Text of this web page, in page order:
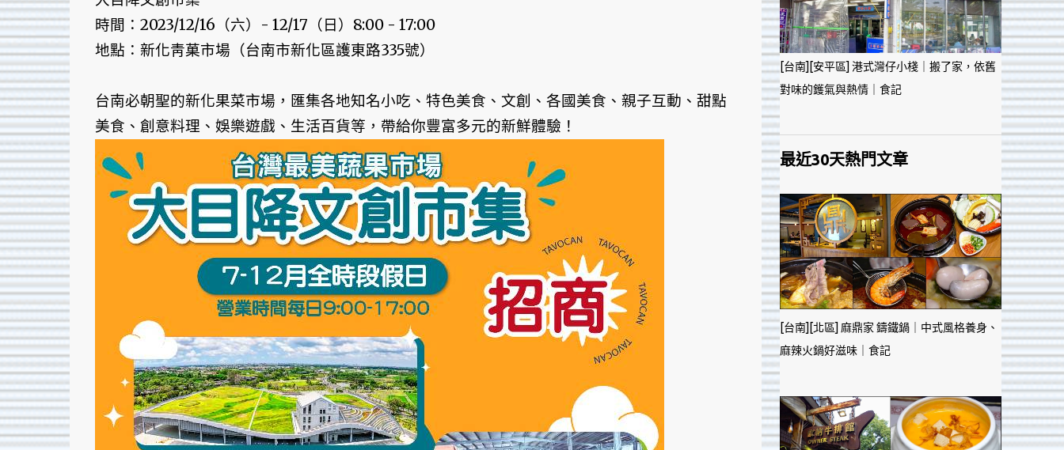
時間：2023/12/16（六）- 12/17（日）8:00 - 17:00
地點：新化靑菓市場（台南市新化區護東路335號）
台南必朝聖的新化果菜市場，匯集各地知名小吃、特色美食、文創、各國美食、親子互動、甜點
美食、創意料理、娛樂遊戲、生活百貨等，帶給你豐富多元的新鮮體驗！
[台南][安平區] 港式灣仔小棧｜搬了家，依舊
對味的鑊氣與熱情｜食記
最近30天熱門文章
[台南][北區] 麻鼎家 鑄鐵鍋｜中式風格養身、
麻辣火鍋好滋味｜食記